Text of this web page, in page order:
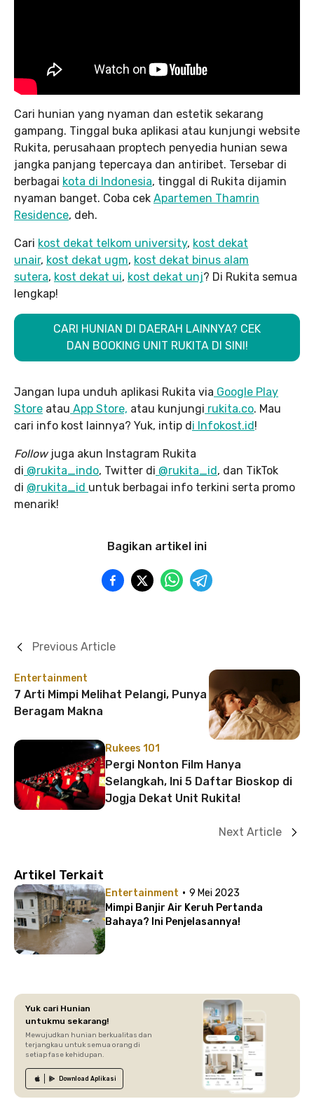
Cari hunian yang nyaman dan estetik sekarang
gampang. Tinggal buka aplikasi atau kunjungi website
Rukita, perusahaan proptech penyedia hunian sewa
jangka panjang tepercaya dan antiribet. Tersebar di
berbagai kota di Indonesia, tinggal di Rukita dijamin
nyaman banget. Coba cek Apartemen Thamrin
Residence, deh.
Cari kost dekat telkom university, kost dekat
unair, kost dekat ugm, kost dekat binus alam
sutera, kost dekat ui, kost dekat unj? Di Rukita semua
lengkap!
CARI HUNIAN DI DAERAH LAINNYA? CEK
DAN BOOKING UNIT RUKITA DI SINI!
Jangan lupa unduh aplikasi Rukita via Google Play
Store atau App Store, atau kunjungi rukita.co. Mau
cari info kost lainnya? Yuk, intip di Infokost.id!
Follow juga akun Instagram Rukita
di @rukita_indo, Twitter di @rukita_id, dan TikTok
di @rukita_id untuk berbagai info terkini serta promo
menarik!
Bagikan artikel ini
Entertainment
7 Arti Mimpi Melihat Pelangi, Punya
Beragam Makna
Previous Article
Rukees 101
Pergi Nonton Film Hanya
Selangkah, Ini 5 Daftar Bioskop di
Jogja Dekat Unit Rukita!
Next Article
Artikel Terkait
Entertainment · 9 Mei 2023
Mimpi Banjir Air Keruh Pertanda
Bahaya? Ini Penjelasannya!
Yuk cari Hunian
untukmu sekarang!
Mewujudkan hunian berkualitas dan
terjangkau untuk semua orang di
setiap fase kehidupan.
Download Aplikasi